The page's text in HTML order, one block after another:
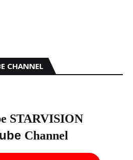
CHANNEL
STARVISION
Channel